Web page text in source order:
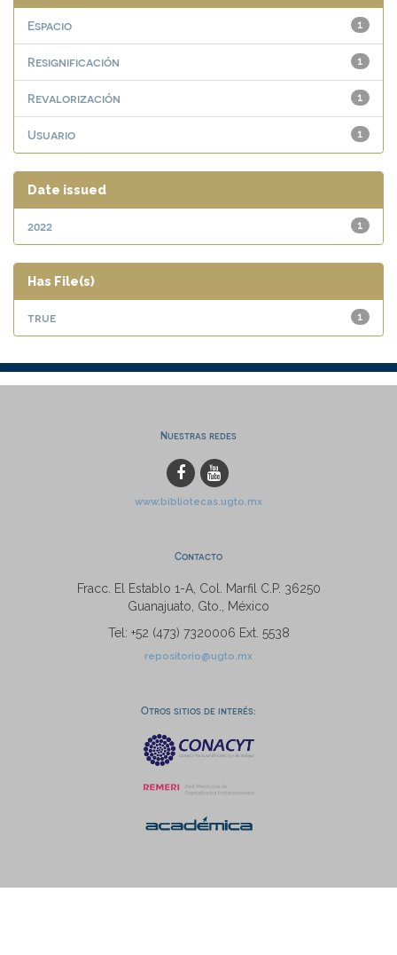
1
Espacio
1
Resignificación
1
Revalorización
1
Usuario
Date issued
1
2022
Has File(s)
1
true
Nuestras redes
www.bibliotecas.ugto.mx
Contacto
Fracc. El Establo 1-A, Col. Marfil C.P. 36250
Guanajuato, Gto., México
Tel: +52 (473) 7320006 Ext. 5538
repositorio@ugto.mx
Otros sitios de interés: